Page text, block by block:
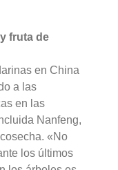
fruta de
en China
a las
en las
Nanfeng,
«No
los últimos